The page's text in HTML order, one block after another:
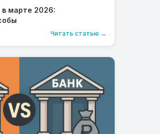
марте 2026:
Читать статью →